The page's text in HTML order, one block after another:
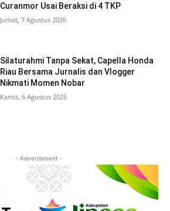
Curanmor Usai Beraksi di 4 TKP
Jumat, 7 Agustus 2026
Silaturahmi Tanpa Sekat, Capella Honda
Riau Bersama Jurnalis dan Vlogger
Nikmati Momen Nobar
Kamis, 6 Agustus 2026
- Advertisment -